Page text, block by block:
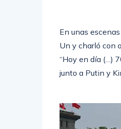
En unas
Un y charló con
“Hoy en día (…)
junto a Putin y